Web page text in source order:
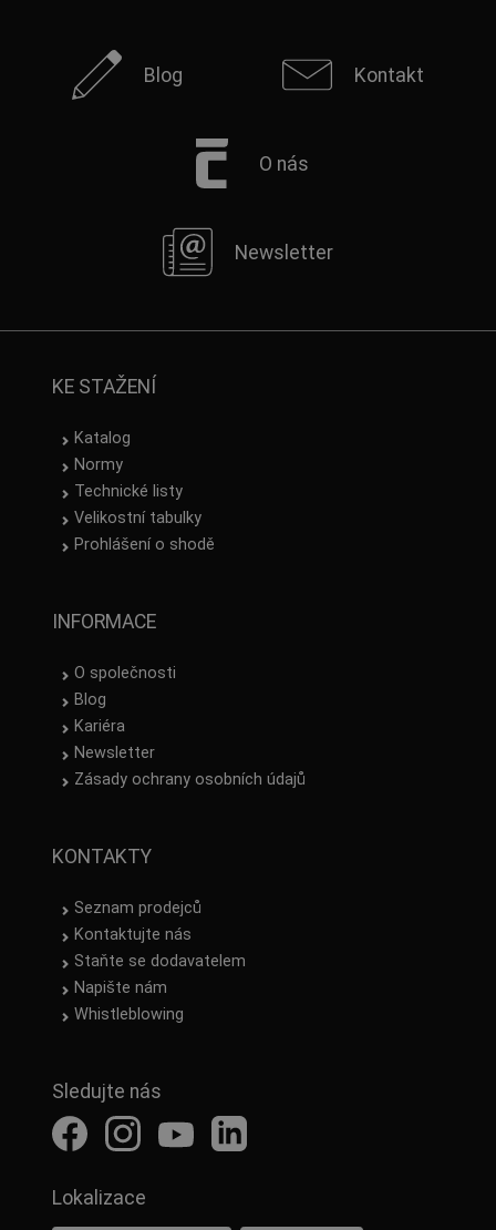
Blog Kontakt
O nás
Newsletter
KE STAŽENÍ
Katalog
Normy
Technické listy
Velikostní tabulky
Prohlášení o shodě
INFORMACE
O společnosti
Blog
Kariéra
Newsletter
Zásady ochrany osobních údajů
KONTAKTY
Seznam prodejců
Kontaktujte nás
Staňte se dodavatelem
Napište nám
Whistleblowing
Sledujte nás
Lokalizace